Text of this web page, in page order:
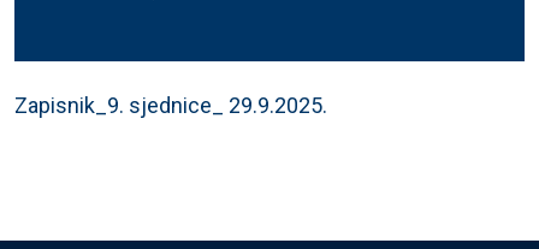
Zapisnik_9. sjednice_ 29.9.2025.